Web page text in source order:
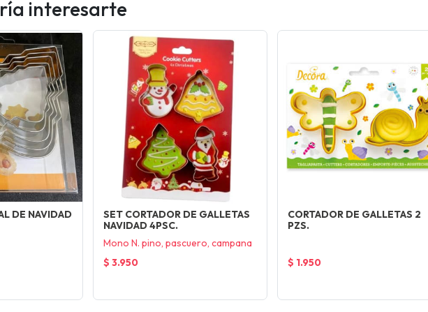
interesarte
DE NAVIDAD
SET CORTADOR DE GALLETAS
NAVIDAD 4PSC.
Mono N. pino, pascuero, campana
$ 3.950
CORTADOR DE GALLETAS 2
PZS.
$ 1.950